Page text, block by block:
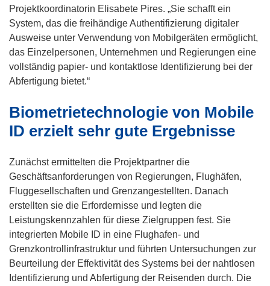
n
n
e
u
e
e
s
e
r
)
t
i
n
n
e
m
e
t
e
)
Projektkoordinatorin Elisabete Pires. „Sie schafft ein
System, das die freihändige Authentifizierung digitaler
Ausweise unter Verwendung von Mobilgeräten ermöglicht,
das Einzelpersonen, Unternehmen und Regierungen eine
vollständig papier- und kontaktlose Identifizierung bei der
Abfertigung bietet.“
Biometrietechnologie von Mobile
ID erzielt sehr gute Ergebnisse
Zunächst ermittelten die Projektpartner die
Geschäftsanforderungen von Regierungen, Flughäfen,
Fluggesellschaften und Grenzangestellten. Danach
erstellten sie die Erfordernisse und legten die
Leistungskennzahlen für diese Zielgruppen fest. Sie
integrierten Mobile ID in eine Flughafen- und
Grenzkontrollinfrastruktur und führten Untersuchungen zur
Beurteilung der Effektivität des Systems bei der nahtlosen
Identifizierung und Abfertigung der Reisenden durch. Die